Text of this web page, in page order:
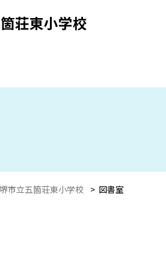
荘東小学校
堺市立五箇荘東小学校 > 図書室